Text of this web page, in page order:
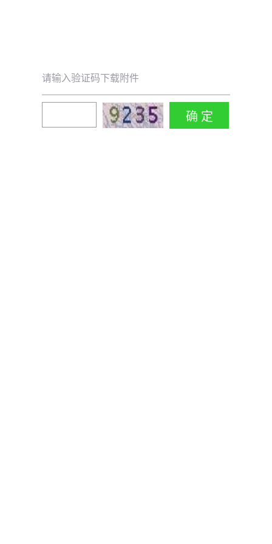
请输入验证码下载附件